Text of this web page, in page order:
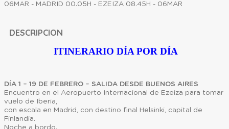
06MAR - MADRID 00.05H - EZEIZA 08.45H - 06MAR
DESCRIPCION
ITINERARIO DÍA POR DÍA
DÍA 1 – 19 DE FEBRERO – SALIDA DESDE BUENOS AIRES
Encuentro en el Aeropuerto Internacional de Ezeiza para tomar
vuelo de Iberia,
con escala en Madrid, con destino final Helsinki, capital de
Finlandia.